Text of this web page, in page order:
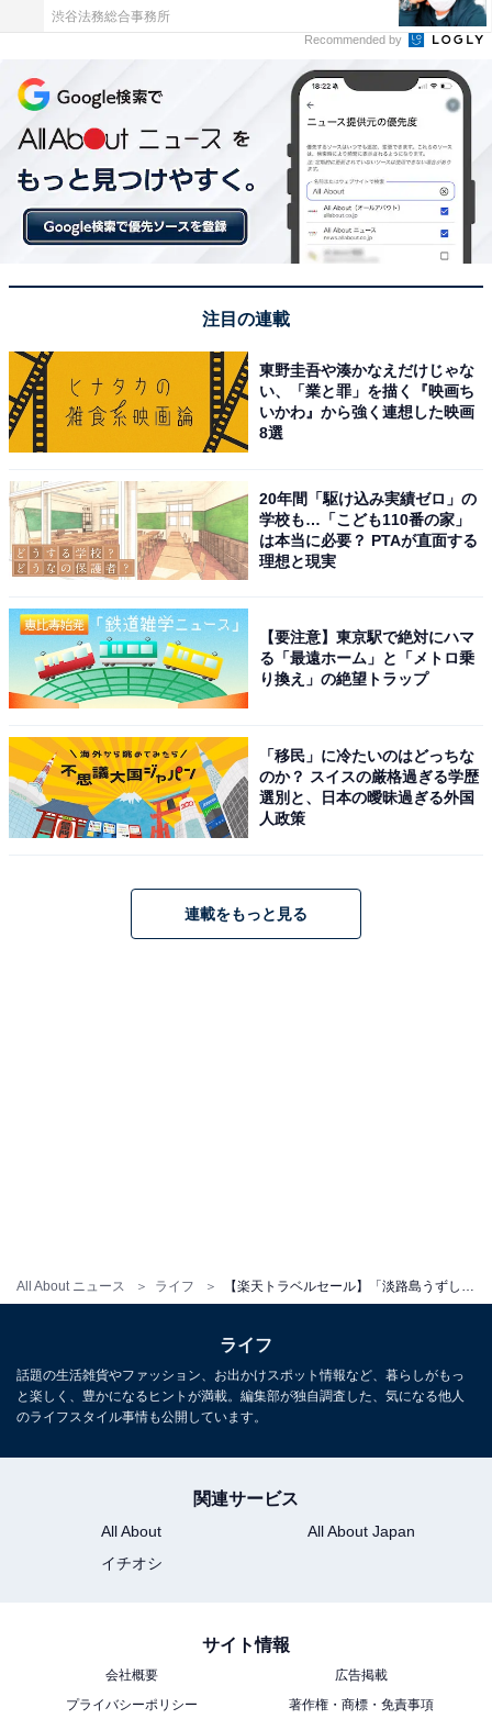
All About ニュース ライフ
クーポンは、国内宿泊や海外ツアー、レンタカーなど、
さまざまな旅行商品で利用可能。複数のクーポンを組み
合わせて、さらに割引率をアップできる場合もありま
す。賢く旅の計画を立てて、お得に旅行を楽しみましょ
う。
※掲載されている情報は記事公開時のものです。あらか
じめご了承ください。
また、記事中の宿泊プランを予約すると、売上の一部が
この記事の執筆者： All About ニュース お買
いもの部
Amazonのセール商品から売れ筋ランキングまで、毎日のお買いも
のがもっと楽しく、もっとお得になる情報をお届け。編集部員によ
る独自レビューなど、ここでしか手に入らない情報も満載です。
...続きを読む
こちらもおすすめ
【楽天トラベル売れ筋1位】「黒川温泉 湯峡の
響き 優彩」は四季の景色を満喫できる露天が魅
渋谷法務総合事務所
Recommended by
注目の連載
東野圭吾や湊かなえだけじゃな
い、「業と罪」を描く『映画ち
いかわ』から強く連想した映画
8選
20年間「駆け込み実績ゼロ」の
学校も…「こども110番の家」
は本当に必要？ PTAが直面する
理想と現実
【要注意】東京駅で絶対にハマ
る「最遠ホーム」と「メトロ乗
り換え」の絶望トラップ
「移民」に冷たいのはどっちな
のか？ スイスの厳格過ぎる学歴
選別と、日本の曖昧過ぎる外国
人政策
連載をもっと見る
ライフ
話題の生活雑貨やファッション、お出かけスポット情報など、暮らしがもっ
と楽しく、豊かになるヒントが満載。編集部が独自調査した、気になる他人
のライフスタイル事情も公開しています。
関連サービス
All About
All About Japan
イチオシ
サイト情報
会社概要
広告掲載
プライバシーポリシー
著作権・商標・免責事項